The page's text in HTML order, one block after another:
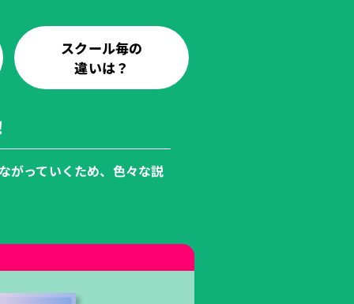
スクール毎の
違いは？
がっていく ため、 色々な説